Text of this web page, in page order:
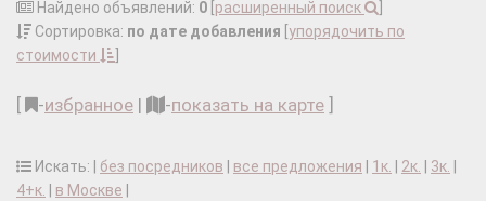
Найдено объявлений: 0 расширенный поиск
Сортировка: по дате добавления упорядочить по
стоимости
-избранное | -показать на карте
Искать: | без посредников все предложения 1к. 2к. 3к.
4+к.
в Москве